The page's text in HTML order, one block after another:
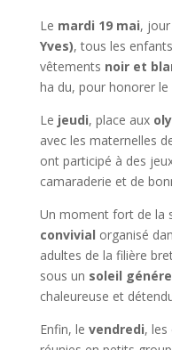
Le mardi 19 mai,
Yves), tous les
vêtements noir et
ha du, pour honorer
Le jeudi, place aux
avec les maternelles
ont participé à des
camaraderie et de
Un moment fort de la
convivial organisé
adultes de la filière
sous un soleil
chaleureuse et
Enfin, le vendredi,